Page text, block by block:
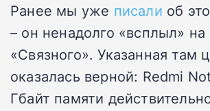
Ранее мы уже писали об
– он ненадолго «всплыл» на
«Связного». Указанная там
оказалась верной: Redmi
Гбайт памяти